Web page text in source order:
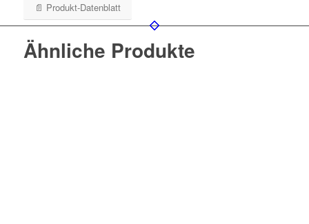
📄 Produkt-Datenblatt
Ähnliche Produkte